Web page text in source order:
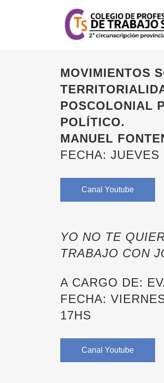
MOVIMIENTOS
POSCOLONIAL
POLÍTICO.
MANUEL
FECHA:
Canal Youtube
YO NO TE
TRABAJO CON
A CARGO DE:
FECHA:
17HS
Canal Youtube